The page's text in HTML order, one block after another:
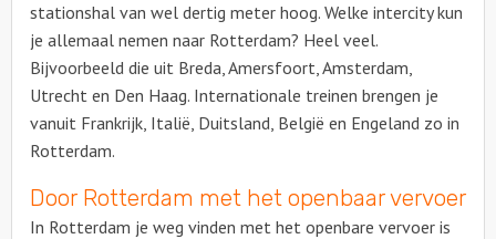
stationshal van wel dertig meter hoog. Welke intercity kun
je allemaal nemen naar Rotterdam? Heel veel.
Bijvoorbeeld die uit Breda, Amersfoort, Amsterdam,
Utrecht en Den Haag. Internationale treinen brengen je
vanuit Frankrijk, Italië, Duitsland, België en Engeland zo in
Rotterdam.
Door Rotterdam met het openbaar vervoer
In Rotterdam je weg vinden met het openbare vervoer is